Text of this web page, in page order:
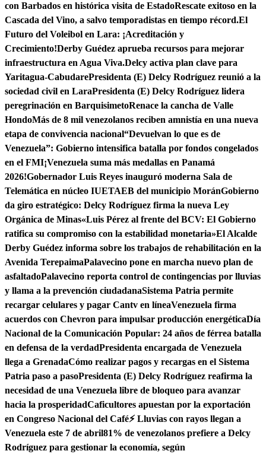
con Barbados en histórica visita de EstadoRescate exitoso en la
Cascada del Vino, a salvo temporadistas en tiempo récord.El
Futuro del Voleibol en Lara: ¡Acreditación y
Crecimiento!Derby Guédez aprueba recursos para mejorar
infraestructura en Agua Viva.Delcy activa plan clave para
Yaritagua-CabudarePresidenta (E) Delcy Rodríguez reunió a la
sociedad civil en LaraPresidenta (E) Delcy Rodríguez lidera
peregrinación en BarquisimetoRenace la cancha de Valle
HondoMás de 8 mil venezolanos reciben amnistía en una nueva
etapa de convivencia nacional“Devuelvan lo que es de
Venezuela”: Gobierno intensifica batalla por fondos congelados
en el FMI¡Venezuela suma más medallas en Panamá
2026!Gobernador Luis Reyes inauguró moderna Sala de
Telemática en núcleo IUETAEB del municipio MoránGobierno
da giro estratégico: Delcy Rodríguez firma la nueva Ley
Orgánica de Minas«Luis Pérez al frente del BCV: El Gobierno
ratifica su compromiso con la estabilidad monetaria»El Alcalde
Derby Guédez informa sobre los trabajos de rehabilitación en la
Avenida TerepaimaPalavecino pone en marcha nuevo plan de
asfaltadoPalavecino reporta control de contingencias por lluvias
y llama a la prevención ciudadanaSistema Patria permite
recargar celulares y pagar Cantv en líneaVenezuela firma
acuerdos con Chevron para impulsar producción energéticaDía
Nacional de la Comunicación Popular: 24 años de férrea batalla
en defensa de la verdadPresidenta encargada de Venezuela
llega a GrenadaCómo realizar pagos y recargas en el Sistema
Patria paso a pasoPresidenta (E) Delcy Rodríguez reafirma la
necesidad de una Venezuela libre de bloqueo para avanzar
hacia la prosperidadCaficultores apuestan por la exportación
en Congreso Nacional del Café⚡ Lluvias con rayos llegan a
Venezuela este 7 de abril81% de venezolanos prefiere a Delcy
Rodríguez para gestionar la economía, según